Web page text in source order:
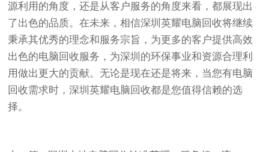
源利用的角度，还是从客户服务的角度来看，都展现出
了出色的品质。在未来，相信深圳英耀电脑回收将继续
秉承其优秀的理念和服务宗旨，为更多的客户提供高效
出色的电脑回收服务，为深圳的环保事业和资源合理利
用做出更大的贡献。无论是现在还是将来，当您有电脑
回收需求时，深圳英耀电脑回收都是您值得信赖的选
择。